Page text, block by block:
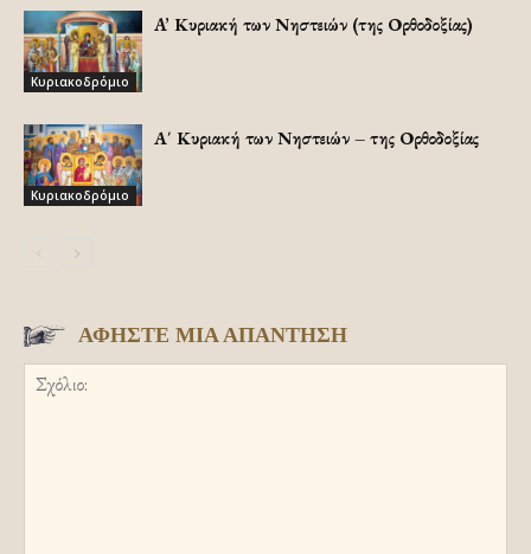
Κυριακοδρόμιο
A’ Κυριακή των Νηστειών (της Ορθοδοξίας)
Κυριακοδρόμιο
Α΄ Κυριακή των Νηστειών – της Ορθοδοξίας
ΑΦΗΣΤΕ ΜΙΑ ΑΠΑΝΤΗΣΗ